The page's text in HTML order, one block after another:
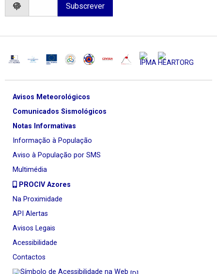
Avisos Meteorológicos
Comunicados Sismológicos
Notas Informativas
Informação à População
Aviso à População por SMS
Multimédia
PROCIV Azores
Na Proximidade
API Alertas
Avisos Legais
Acessibilidade
Contactos